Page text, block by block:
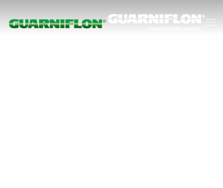
Accéder au contenu principal